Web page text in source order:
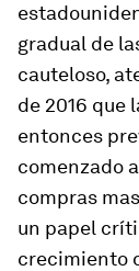
gradual de
cauteloso,
de 2016 que
entonces
comenzado
compras
un papel
crecimiento